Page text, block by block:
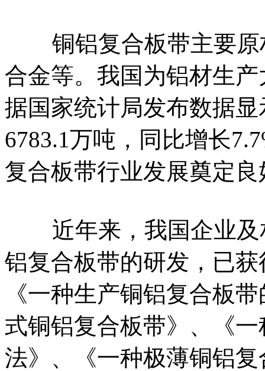
铜铝复合板带主要原
合金等。我国为铝材生
据国家统计局发布数据
6783.1万吨，同比增长
复合板带行业发展奠定
近年来，我国企业及
铝复合板带的研发，已
《一种生产铜铝复合板
式铜铝复合板带》、《
法》、《一种极薄铜铝